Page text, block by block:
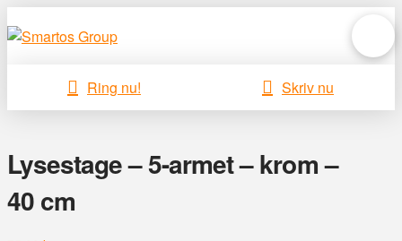
Ring nu! Skriv nu
Lysestage – 5-armet – krom –
40 cm